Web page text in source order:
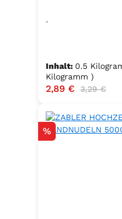
Kaliumjodat.
.
Inhalt: 0.5
Kilogramm )
Verkaufspreis:
2,89 € Regulärer
3,29 €
Rabatt
%